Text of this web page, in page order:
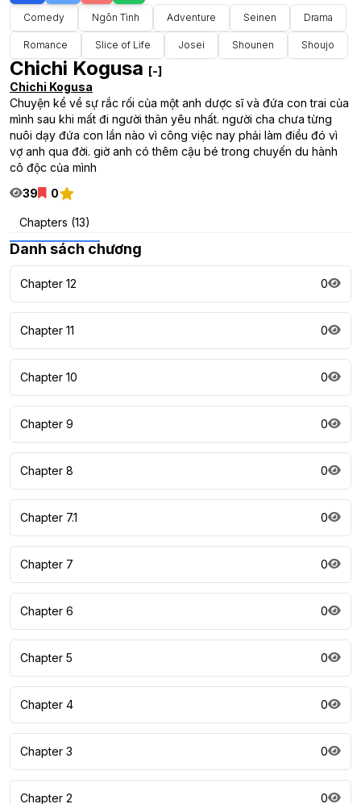
Comedy Ngôn Tình Adventure Seinen Drama
Romance Slice of Life Josei Shounen Shoujo
Chichi Kogusa [-]
Chichi Kogusa
Chuyện kể về sự rắc rối của một anh dược sĩ và đứa con trai của
mình sau khi mất đi người thân yêu nhất. người cha chưa từng
nuôi dạy đứa con lần nào vì công việc nay phải làm điều đó vì
vợ anh qua đời. giờ anh có thêm cậu bé trong chuyến du hành
cô độc của mình
39
0
Chapters (13)
Danh sách chương
Chapter 12 0
Chapter 11 0
Chapter 10 0
Chapter 9 0
Chapter 8 0
Chapter 7.1 0
Chapter 7 0
Chapter 6 0
Chapter 5 0
Chapter 4 0
Chapter 3 0
Chapter 2 0